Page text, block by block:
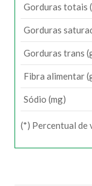
Gorduras totais
Gorduras
Gorduras trans
Fibra alimentar
Sódio (mg)
(*) Percentual de